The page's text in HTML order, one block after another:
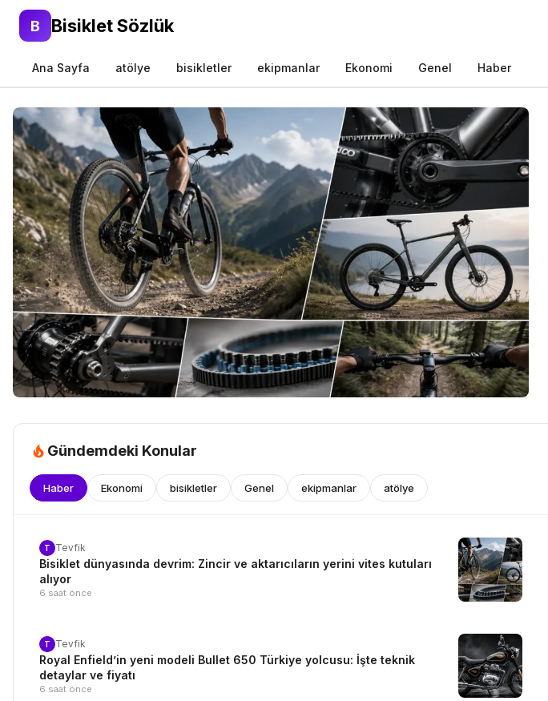
B Bisiklet Sözlük
Ana Sayfa atölye bisikletler ekipmanlar Ekonomi Genel Haber
Gündemdeki Konular
Haber Ekonomi bisikletler Genel ekipmanlar atölye
T Tevfik
Bisiklet dünyasında devrim: Zincir ve aktarıcıların yerini vites kutuları
alıyor
6 saat önce
T Tevfik
Royal Enfield’in yeni modeli Bullet 650 Türkiye yolcusu: İşte teknik
detaylar ve fiyatı
6 saat önce